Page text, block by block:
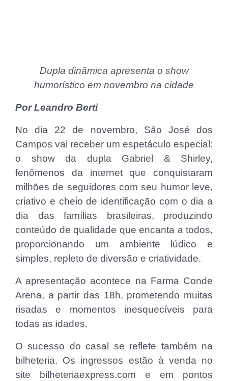
Dupla dinâmica apresenta o show
humorístico em novembro na cidade
Por Leandro Berti
No dia 22 de novembro, São José dos
Campos vai receber um espetáculo especial:
o show da dupla Gabriel & Shirley,
fenômenos da internet que conquistaram
milhões de seguidores com seu humor leve,
criativo e cheio de identificação com o dia a
dia das famílias brasileiras, produzindo
conteúdo de qualidade que encanta a todos,
proporcionando um ambiente lúdico e
simples, repleto de diversão e criatividade.
A apresentação acontece na Farma Conde
Arena, a partir das 18h, prometendo muitas
risadas e momentos inesquecíveis para
todas as idades.
O sucesso do casal se reflete também na
bilheteria. Os ingressos estão à venda no
site bilheteriaexpress.com e em pontos